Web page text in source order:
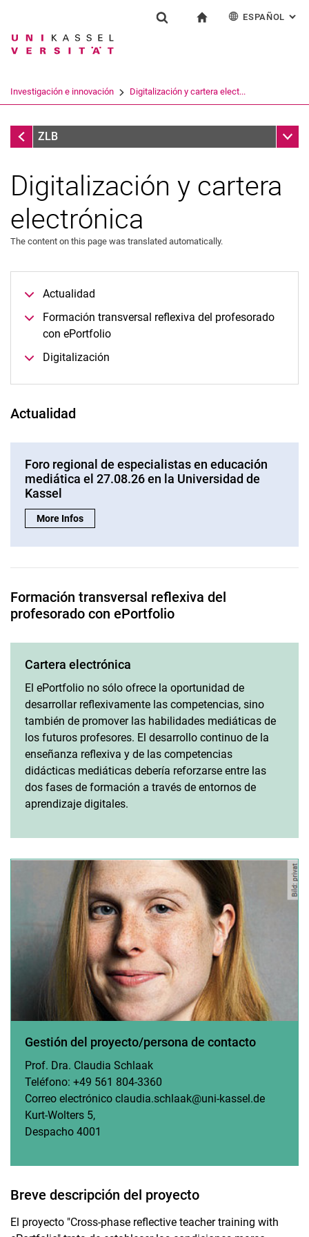
Jump directly to: content
Jump directly to: search
Jump directly to: main
Search term
Search (opens an external link in a
ESPAÑOL :
Investigación e innovación Digitalización y cartera elect...
Investigación e innovación
ZLB Sub
Digitalización y cartera electrónica
Enseñar a evaluar con la caja de herramientas
Doble doctorado en formación del profesorado
Digitalización y cartera
electrónica
The content on this page was translated automatically.
Actualidad
Formación transversal reflexiva del profesorado
con ePortfolio
Digitalización
Actualidad
Foro regional de especialistas en educación
mediática el 27.08.26 en la Universidad de
Kassel
Foro regional de especialistas en educación mediática el
More Infos
Formación transversal reflexiva del
profesorado con ePortfolio
Cartera electrónica
El ePortfolio no sólo ofrece la oportunidad de
desarrollar reflexivamente las competencias, sino
también de promover las habilidades mediáticas de
los futuros profesores. El desarrollo continuo de la
enseñanza reflexiva y de las competencias
didácticas mediáticas debería reforzarse entre las
dos fases de formación a través de entornos de
aprendizaje digitales.
Gestión del proyecto/persona de contacto
Prof. Dra. Claudia Schlaak
Teléfono: +49 561 804-3360
Correo electrónico claudia.schlaak@uni-kassel.de
Kurt-Wolters 5,
Despacho 4001
Breve descripción del proyecto
El proyecto "Cross-phase reflective teacher training with